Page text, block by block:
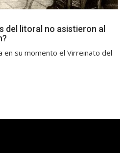
del litoral no asistieron al
en su momento el Virreinato del